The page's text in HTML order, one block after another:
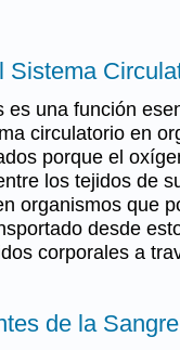
Sistema
es una función
circulatorio en
porque el
los tejidos de
organismos que
desde
corporales a
de la Sangre